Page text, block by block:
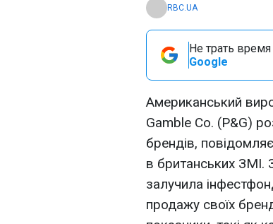
RBC.UA
Не трать
Google
Американський
Gamble Co. (P&G)
брендів,
в британських ЗМІ.
залучила
продажу своїх